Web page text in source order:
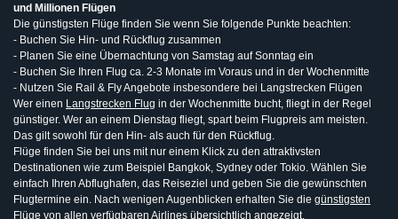
und Millionen Flügen
Die günstigsten Flüge finden Sie wenn Sie folgende Punkte beachten:
- Buchen Sie Hin- und Rückflug zusammen
- Planen Sie eine Übernachtung von Samstag auf Sonntag ein
- Buchen Sie Ihren Flug ca. 2-3 Monate im Voraus und in der Wochenmitte
- Nutzen Sie Rail & Fly Angebote insbesondere bei Langstrecken Flügen
Wer einen Langstrecken Flug in der Wochenmitte bucht, fliegt in der Regel
günstiger. Wer an einem Dienstag fliegt, spart beim Flugpreis am meisten.
Das gilt sowohl für den Hin- als auch für den Rückflug.
Flüge finden Sie bei uns mit nur einem Klick zu den attraktivsten
Destinationen wie zum Beispiel Bangkok, Sydney oder Tokio. Wählen Sie
einfach Ihren Abflughafen, das Reiseziel und geben Sie die gewünschten
Flugtermine ein. Nach wenigen Augenblicken erhalten Sie die günstigsten
Flüge von allen verfügbaren Airlines übersichtlich angezeigt.